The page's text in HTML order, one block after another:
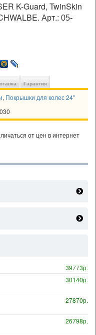
K-Guard, TwinSkin
Арт.: 05-
Гарантия
, Покрышки для колес 24"
от цен в интернет
39773р.
30140р.
27870р.
26798р.